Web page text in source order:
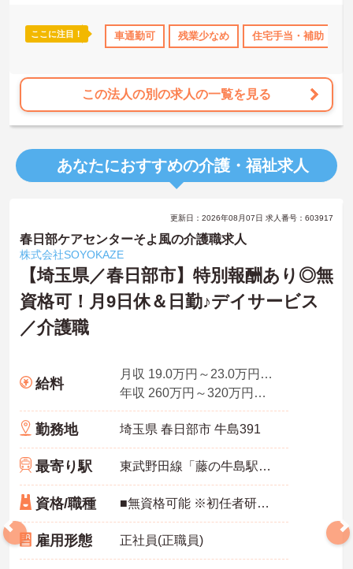
手当・補助 日勤のみ 年間休日110日以上 ブランクOK
い研修体制を通じて働きながらスキルアップを目指すことも可能で
す。年間17日のリフレッシュ休暇や定年後の再雇用制度など、長期
★おすすめPOINT★
【チーム全体で情報を共有し、一人で抱え込まずに働ける環境で
め、お客様の変化や業務連絡を細やかに把握できます。
・困った時もすぐに相談してフォローし合える体制が整っているの
で、安心して業務に取り組むことが期待できます。
・賞与年2回に加え、施設運営への貢献やチームワークを評価する特
別報酬が支給される仕組みがあります。
・目に見える形で日々の努力がしっかりと還元されることで、高い
モチベーションを保ちながら将来的な昇給を目指せます。
【自分らしいスタイルを大切にしながら、無理のないペースで働け
ます】
・清潔感と節度があれば髪色やネイルなどの制限がないため、ご自
きる環境で、心身のゆとりを維持できます。
す】
・勤務時間内で受講可能な資格取得サポートが整備されているた
め、働きながら着実に認知症ケアの専門性を磨けます。
・65歳の定年後も70歳まで勤務可能な再雇用制度が設けられてお
ここに注目！ 車通勤可 残業少なめ 住宅手当・補助
この法人の別の求人の一覧を見る
あなたにおすすめの介護・福祉求人
更新日：2026年08月07日 求人番号：603917
春日部ケアセンターそよ風の介護職求人
株式会社SOYOKAZE
【埼玉県／春日部市】特別報酬あり◎無
資格可！月9日休＆日勤♪デイサービス
／介護職
給料
月収 19.0万円～23.0万円程度（諸手当込み）／介護福祉士
年収 260万円～320万円程度（諸手当込み）／介護福祉士
勤務地 埼玉県 春日部市 牛島391
最寄り駅 東武野田線「藤の牛島駅」徒歩10分
資格/職種 ■無資格可能 ※初任者研修あれば尚可
雇用形態 正社員(正職員)